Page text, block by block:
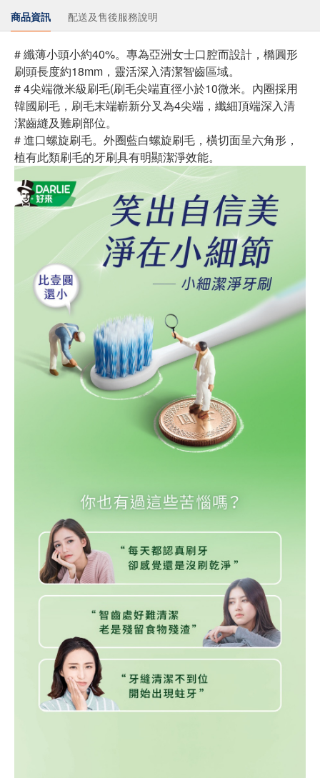
商品資訊 配送及售後服務說明
# 纖薄小頭小約40%。專為亞洲女士口腔而設計，橢圓形
刷頭長度約18mm，靈活深入清潔智齒區域。
# 4尖端微米級刷毛(刷毛尖端直徑小於10微米。內圈採用
韓國刷毛，刷毛末端嶄新分叉為4尖端，纖細頂端深入清
潔齒縫及難刷部位。
# 進口螺旋刷毛。外圈藍白螺旋刷毛，橫切面呈六角形，
植有此類刷毛的牙刷具有明顯潔淨效能。